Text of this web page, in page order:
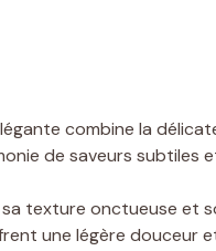
combine la
de saveurs subtiles
texture onctueuse et
une légère douceur